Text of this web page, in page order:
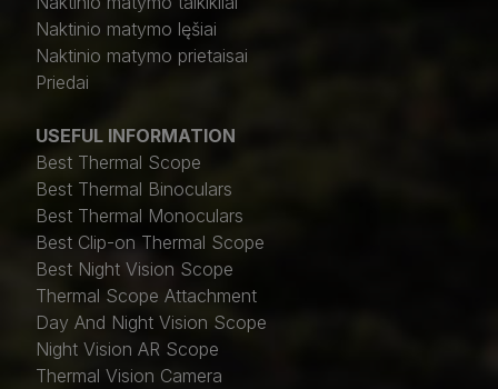
Naktinio matymo lęšiai
Naktinio matymo prietaisai
Priedai
USEFUL INFORMATION
Best Thermal Scope
Best Thermal Binoculars
Best Thermal Monoculars
Best Clip-on Thermal Scope
Best Night Vision Scope
Thermal Scope Attachment
Day And Night Vision Scope
Night Vision AR Scope
Thermal Vision Camera